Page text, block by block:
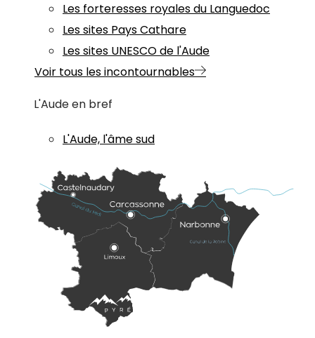
Les forteresses royales du Languedoc
Les sites Pays Cathare
Les sites UNESCO de l'Aude
Voir tous les incontournables
L'Aude en bref
L'Aude, l'âme sud